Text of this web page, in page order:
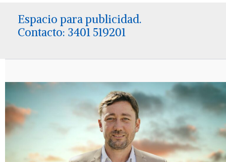
Espacio para publicidad.
Contacto: 3401 519201